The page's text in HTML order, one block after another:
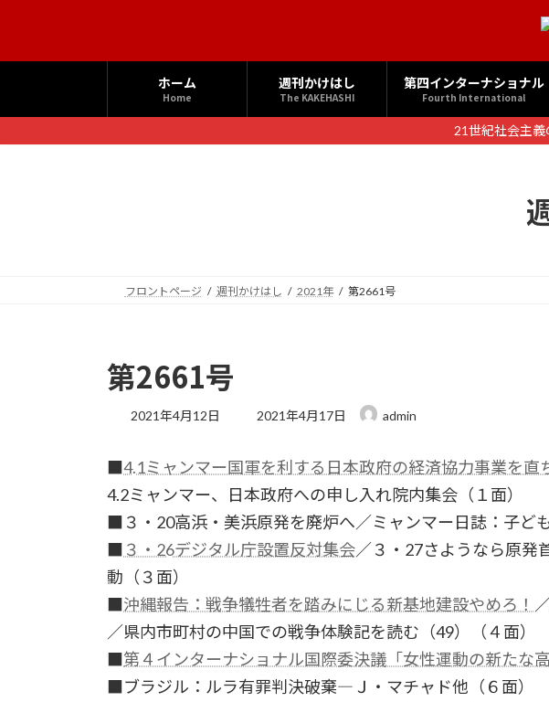
へ
ス
ョ
ン
ホーム
Home
週刊かけはし
The KAKEHASHI
第四インターナショナル
Fourth International
21世紀社会主
フロントページ 週刊かけはし 2021年 第2661号
第2661号
2021年4月12日
最
新
日
時
:
2021年4月17日 admin
■4.1ミャンマー国軍を利する日本政府の経済協力事業を直
4.2ミャンマー、日本政府への申し入れ院内集会（１面）
■３・20高浜・美浜原発を廃炉へ／ミャンマー日誌：子ど
■ ３・26デジタル庁設置反対集会／３・27さようなら原発
動（３面）
■沖縄報告：戦争犠牲者を踏みにじる新基地建設やめろ！
／県内市町村の中国での戦争体験記を読む（49）（４面）
■第４インターナショナル国際委決議「女性運動の新たな
■ブラジル：ルラ有罪判決破棄―Ｊ・マチャド他（６面）